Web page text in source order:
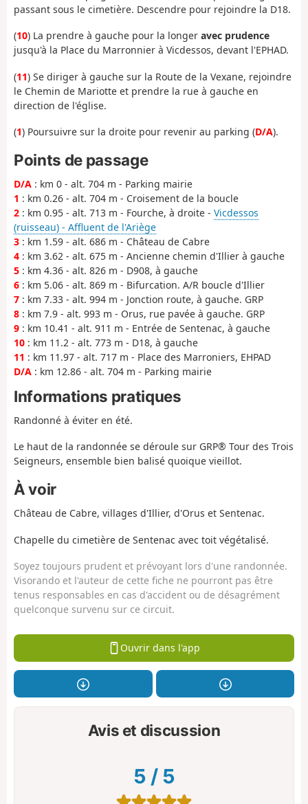
passant sous le cimetière. Descendre pour rejoindre la D18.
(10) La prendre à gauche pour la longer avec prudence
jusqu'à la Place du Marronnier à Vicdessos, devant l'EPHAD.
(11) Se diriger à gauche sur la Route de la Vexane, rejoindre
le Chemin de Mariotte et prendre la rue à gauche en
direction de l'église.
(1) Poursuivre sur la droite pour revenir au parking (D/A).
Points de passage
D/A : km 0 - alt. 704 m - Parking mairie
1 : km 0.26 - alt. 704 m - Croisement de la boucle
2 : km 0.95 - alt. 713 m - Fourche, à droite - Vicdessos
(ruisseau) - Affluent de l'Ariège
3 : km 1.59 - alt. 686 m - Château de Cabre
4 : km 3.62 - alt. 675 m - Ancienne chemin d'Illier à gauche
5 : km 4.36 - alt. 826 m - D908, à gauche
6 : km 5.06 - alt. 869 m - Bifurcation. A/R boucle d'Illier
7 : km 7.33 - alt. 994 m - Jonction route, à gauche. GRP
8 : km 7.9 - alt. 993 m - Orus, rue pavée à gauche. GRP
9 : km 10.41 - alt. 911 m - Entrée de Sentenac, à gauche
10 : km 11.2 - alt. 773 m - D18, à gauche
11 : km 11.97 - alt. 717 m - Place des Marroniers, EHPAD
D/A : km 12.86 - alt. 704 m - Parking mairie
Informations pratiques
Randonné à éviter en été.
Le haut de la randonnée se déroule sur GRP® Tour des Trois
Seigneurs, ensemble bien balisé quoique vieillot.
À voir
Château de Cabre, villages d'Illier, d'Orus et Sentenac.
Chapelle du cimetière de Sentenac avec toit végétalisé.
Soyez toujours prudent et prévoyant lors d'une randonnée.
Visorando et l'auteur de cette fiche ne pourront pas être
tenus responsables en cas d'accident ou de désagrément
quelconque survenu sur ce circuit.
Ouvrir dans l'app
Avis et discussion
5 / 5